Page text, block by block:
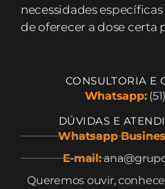
necessidades
de oferecer a dose certa
CONSULTORIA E
Whatsapp:
DÚVIDAS E
Whatsapp
E-mail:
Queremos ouvir,